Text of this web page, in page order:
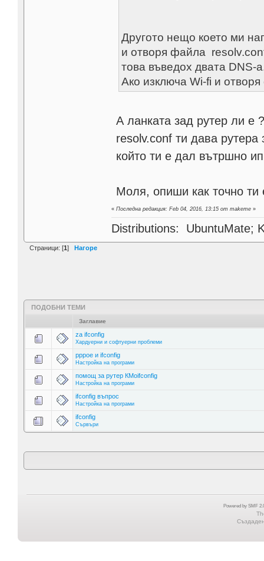
Другото нещо което ми
и отворя файла
това въведох двата DNS-
Ако изключа Wi-fi и
А ланката зад рутер ли е
resolv.conf ти дава
който ти е дал вътршно
Моля, опиши как точно ти
«Последна редакция: Feb 04, 2016, 13:15 от makeme »
Distributions: UbuntuMate;
Страници: [1] Нагоре
ПОДОБНИ ТЕМИ
Заглавие
za ifconfig
Хардуерни и софтуерни проблеми
pppoe и ifconfig
Настройка на програми
помощ за рутер КМоifconfig
Настройка на програми
ifconfig въпрос
Настройка на програми
ifconfig
Сървъри
Powered by SMF